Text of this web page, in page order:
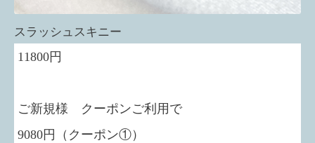
スラッシュスキニー
11800円
ご新規様 クーポンご利用で
9080円（クーポン①）